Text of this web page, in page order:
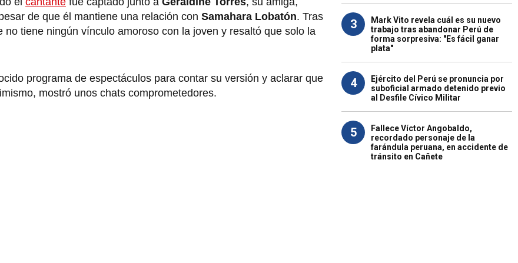
de que él mantiene una relación con Samahara Lobatón. Tras
tiene ningún vínculo amoroso con la joven y resaltó que solo la
programa de espectáculos para contar su versión y aclarar que
mostró unos chats comprometedores.
3
Mark Vito revela cuál es su nuevo
trabajo tras abandonar Perú de
forma sorpresiva: "Es fácil ganar
plata"
4
Ejército del Perú se pronuncia por
suboficial armado detenido previo
al Desfile Cívico Militar
5
Fallece Víctor Angobaldo,
recordado personaje de la
farándula peruana, en accidente de
tránsito en Cañete